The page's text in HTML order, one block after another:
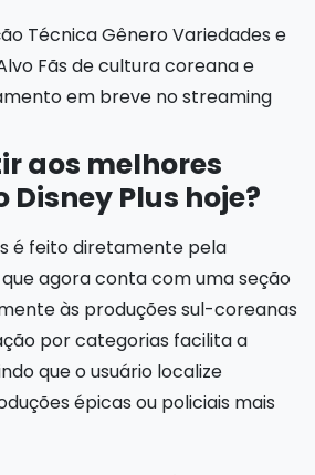
Técnica Gênero Variedades e
Fãs de cultura coreana e
em breve no streaming
aos melhores
Plus hoje?
é feito diretamente pela
agora conta com uma seção
às produções sul-coreanas
por categorias facilita a
que o usuário localize
épicas ou policiais mais